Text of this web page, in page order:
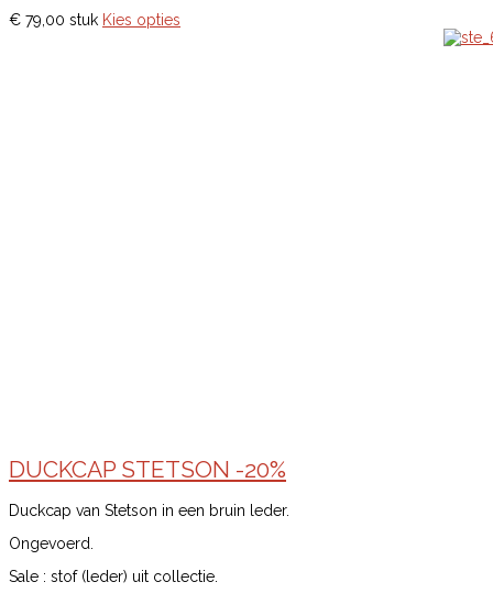
€ 79,00 stuk Kies opties
DUCKCAP STETSON -20%
Duckcap van Stetson in een bruin leder.
Ongevoerd.
Sale : stof (leder) uit collectie.